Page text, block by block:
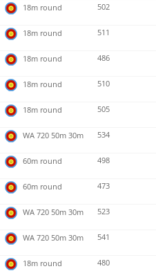
18m round 502
18m round 511
18m round 486
18m round 510
18m round 505
WA 720 50m 30m 534
60m round 498
60m round 473
WA 720 50m 30m 523
WA 720 50m 30m 541
18m round 480